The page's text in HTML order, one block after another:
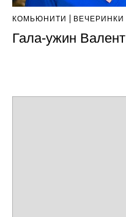
КОМЬЮНИТИ ВЕЧЕРИНКИ
Гала-ужин